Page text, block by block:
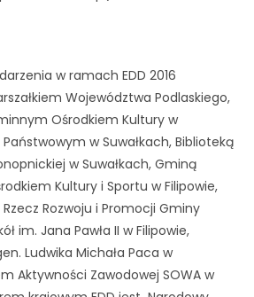
w ramach EDD 2016
Województwa Podlaskiego,
Ośrodkiem Kultury w
w Suwałkach, Biblioteką
w Suwałkach, Gminą
Kultury i Sportu w Filipowie,
Rozwoju i Promocji Gminy
im. Jana Pawła II w Filipowie,
Ludwika Michała Paca w
Aktywności Zawodowej SOWA w